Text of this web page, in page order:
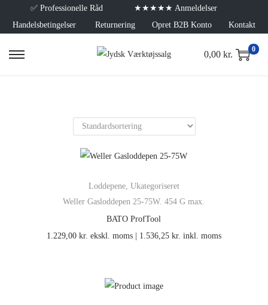
✅ Professionelle Råd
★★★★★ Anmeldelser
Handelsbetingelser
Returnering Opret B2B Konto Kontakt
0,00 kr. 0
Loddepene, Ukategoriseret
Weller Gasloddepen 25-75W. 454 G max.
BATO ProfTool
1.229,00 kr. ekskl. moms | 1.536,25 kr. inkl. moms